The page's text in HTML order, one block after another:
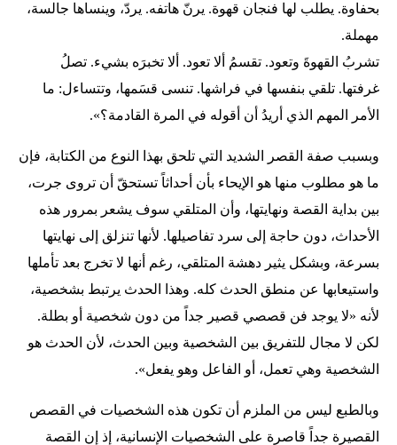
بحفاوة. يطلب لها فنجان قهوة. يرنّ هاتفه. يردّ، وينساها جالسة،
مهملة.
تشربُ القهوةَ وتعود. تقسمُ ألا تعود. ألا تخبرَه بشيء. تصلُ
غرفتها. تلقي بنفسها في فراشها. تنسى قسَمها، وتتساءل: ما
الأمر المهم الذي أريدُ أن أقوله في المرة القادمة؟».
وبسبب صفة القصر الشديد التي تلحق بهذا النوع من الكتابة، فإن
ما هو مطلوب منها هو الإيحاء بأن أحداثاً تستحقّ أن تروى جرت،
بين بداية القصة ونهايتها، وأن المتلقي سوف يشعر بمرور هذه
الأحداث، دون حاجة إلى سرد تفاصيلها. لأنها تنزلق إلى نهايتها
بسرعة، وبشكل يثير دهشة المتلقي، رغم أنها لا تخرج بعد تأملها
واستيعابها عن منطق الحدث كله. وهذا الحدث يرتبط بشخصية،
لأنه «لا يوجد فن قصصي قصير جداً من دون شخصية أو بطلة.
لكن لا مجال للتفريق بين الشخصية وبين الحدث، لأن الحدث هو
الشخصية وهي تعمل، أو الفاعل وهو يفعل».
وبالطبع ليس من الملزم أن تكون هذه الشخصيات في القصص
القصيرة جداً قاصرة على الشخصيات الإنسانية، إذ إن القصة